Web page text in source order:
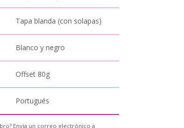
Tapa blanda (con solapas)
Blanco y negro
Offset 80g
Portugués
Envía un correo electrónico a